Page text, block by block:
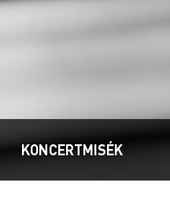
KONCERTMISÉK